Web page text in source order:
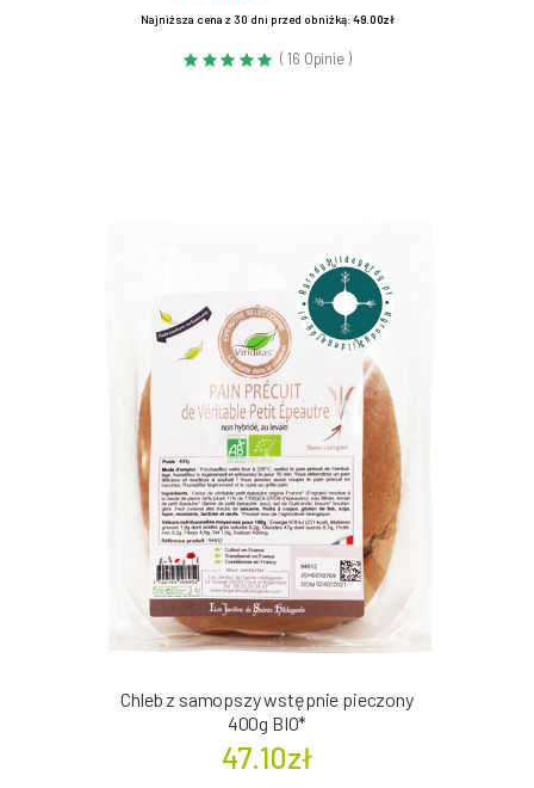
Najniższa cena z 30 dni przed obniżką:49.00zł
( 16 Opinie )
Chleb z samopszy wstępnie pieczony
400g BIO*
47.10zł